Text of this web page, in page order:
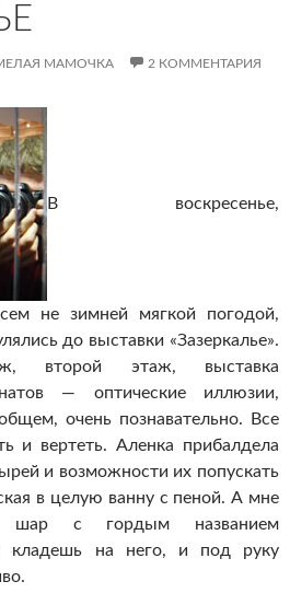
МАМОЧКА 2 КОММЕНТАРИЯ
В воскресенье,
не зимней мягкой погодой,
до выставки «Зазеркалье».
второй этаж, выставка
— оптические иллюзии,
очень познавательно. Все
и вертеть. Аленка прибалдела
и возможности их попускать
в целую ванну с пеной. А мне
шар с гордым названием
кладешь на него, и под руку